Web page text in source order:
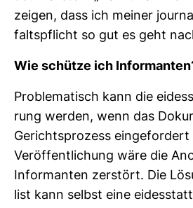
zeigen, dass ich meiner
falts­pflicht so gut es geht
Wie schütze ich
Pro­ble­ma­tisch kann die
rung werden, wenn das
Gerichts­pro­zess ein­ge­for­dert
Ver­öf­fent­li­chung wäre die
Infor­manten zer­stört. Die
list kann selbst eine